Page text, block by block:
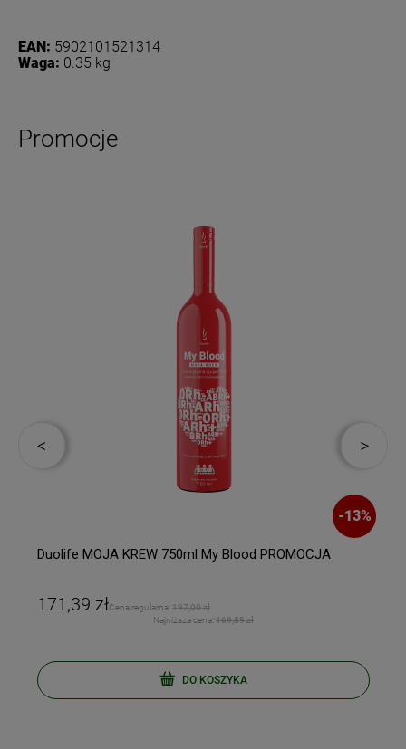
EAN: 5902101521314
Waga: 0.35 kg
Promocje
-13%
Duolife MOJA KREW 750ml My Blood PROMOCJA
171,39 złCena regularna: 197,00 zł
Najniższa cena: 169,89 zł
DO KOSZYKA